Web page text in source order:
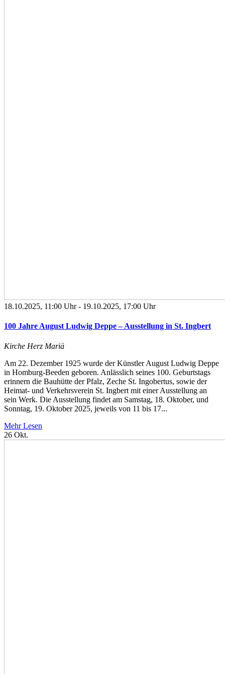
18.10.2025, 11:00 Uhr- 19.10.2025, 17:00 Uhr
100 Jahre August Ludwig Deppe – Ausstellung in St. Ingbert
Kirche Herz Mariä
Am 22. Dezember 1925 wurde der Künstler August Ludwig Deppe
in Homburg-Beeden geboren. Anlässlich seines 100. Geburtstags
erinnern die Bauhütte der Pfalz, Zeche St. Ingobertus, sowie der
Heimat- und Verkehrsverein St. Ingbert mit einer Ausstellung an
sein Werk. Die Ausstellung findet am Samstag, 18. Oktober, und
Sonntag, 19. Oktober 2025, jeweils von 11 bis 17...
Mehr Lesen
26 Okt.